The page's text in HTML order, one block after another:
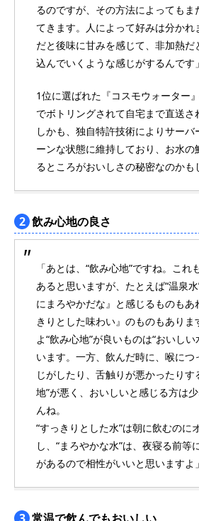
るのですが、その方法によってもま
てきます。人によって好みは分かれ
だと後味に甘みを感じて、非加熱だ
込んでいくような感じがするんです」
1位に選ばれた『コスモウォーター
でボトリングされて自宅まで直送さ
しかも、独自特許技術によりサーバ
ーンな状態に維持しており、お水の
るところがおいしさの秘密なのかも
2 飲み心地の良さ
「あとは、“飲み心地”ですね。こ
あると思いますが、たとえば“温泉
にまろやかだな』と感じるものもあ
きりとした味わい』のものもありま
よ“飲み心地”が良いものは“おいし
います。一方、飲んだ時に、喉につ
じがしたり、舌触りが悪かったりす
地”が悪く、おいしいと感じる方は
んね。
“すっきりとした水”は朝に飲むのに
し、“まろやかな水”は、夜寝る前等
があるので相性がいいと思いますよ」